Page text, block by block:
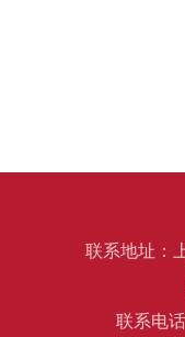
联系地址：
联系电